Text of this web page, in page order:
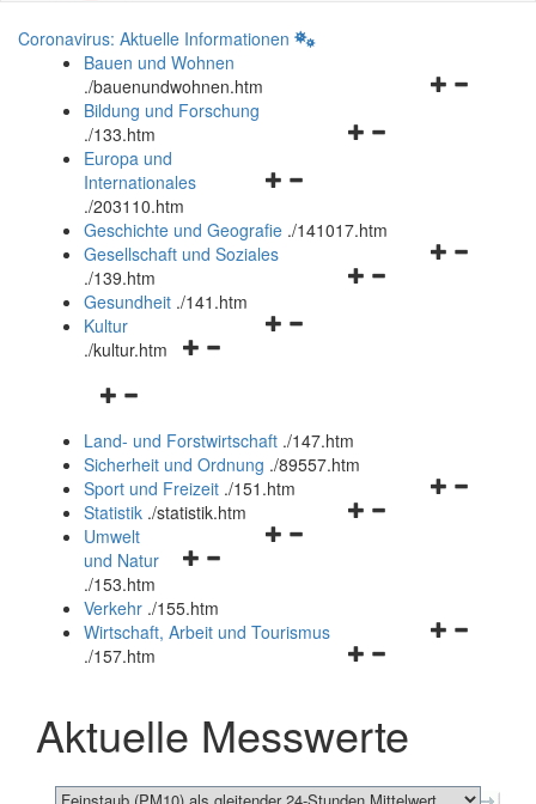
Coronavirus: Aktuelle Informationen
Bauen und Wohnen
./bauenundwohnen.htm
Navigationsmenü
Bildung und Forschung
./133.htm
Navigationsmenü
und
schließen
Europa und
Internationales
./203110.htm
Geschichte und Geografie ./141017.htm
Navigationsmenü
Gesellschaft und Soziales
./139.htm
Navigationsmenü
Gesundheit ./141.htm
Navigationsmenü
Kultur
./kultur.htm
Navigationsmenü
und
schließen
Land- und Forstwirtschaft ./147.htm
Sicherheit und Ordnung ./89557.htm
Navigationsmenü
Sport und Freizeit ./151.htm
Navigationsmenü
Statistik ./statistik.htm
Navigationsmenü
und
schließen
Umwelt
und Natur
./153.htm
Verkehr ./155.htm
Navigationsmenü
schließen
Wirtschaft, Arbeit und Tourismus
./157.htm
Aktuelle Messwerte